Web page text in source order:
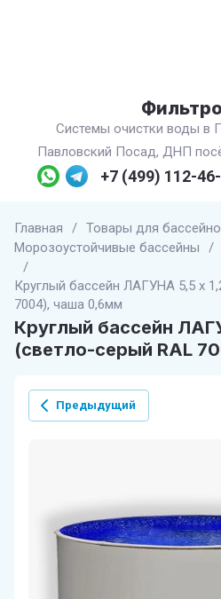
Системы очистки воды в
Павловский Посад, ДНП
+7 (499) 112-
Главная / Товары для
Морозоустойчивые бассейны
/
/
Круглый бассейн ЛАГУНА 5,5 х
7004), чаша 0,6мм
Круглый бассейн
(светло-серый RAL
Предыдущий